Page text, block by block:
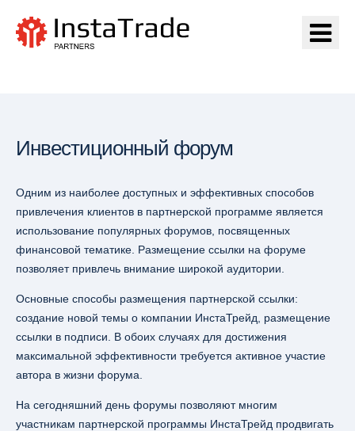
Инвестиционный форум
Одним из наиболее доступных и эффективных способов
привлечения клиентов в партнерской программе является
использование популярных форумов, посвященных
финансовой тематике. Размещение ссылки на форуме
позволяет привлечь внимание широкой аудитории.
Основные способы размещения партнерской ссылки:
создание новой темы о компании ИнстаТрейд, размещение
ссылки в подписи. В обоих случаях для достижения
максимальной эффективности требуется активное участие
автора в жизни форума.
На сегодняшний день форумы позволяют многим
участникам партнерской программы ИнстаТрейд продвигать